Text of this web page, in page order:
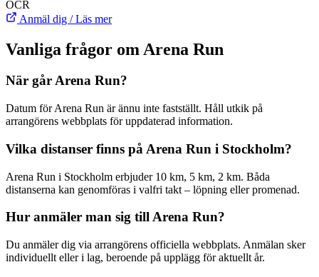
OCR
Anmäl dig / Läs mer
Vanliga frågor om Arena Run
När går Arena Run?
Datum för Arena Run är ännu inte fastställt. Håll utkik på
arrangörens webbplats för uppdaterad information.
Vilka distanser finns på Arena Run i Stockholm?
Arena Run i Stockholm erbjuder 10 km, 5 km, 2 km. Båda
distanserna kan genomföras i valfri takt – löpning eller promenad.
Hur anmäler man sig till Arena Run?
Du anmäler dig via arrangörens officiella webbplats. Anmälan sker
individuellt eller i lag, beroende på upplägg för aktuellt år.